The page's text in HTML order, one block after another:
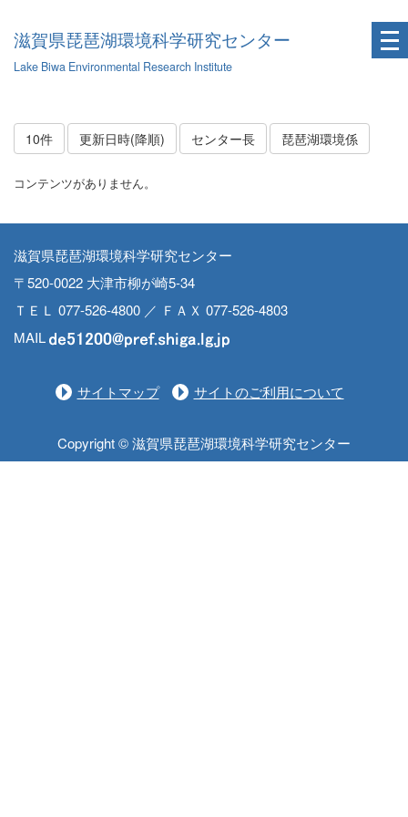
滋賀県琵琶湖環境科学研究センター
Lake Biwa Environmental Research Institute
10件 更新日時(降順) センター長 琵琶湖環境係
コンテンツがありません。
滋賀県琵琶湖環境科学研究センター
〒520-0022 大津市柳が崎5-34
ＴＥＬ 077-526-4800 ／ ＦＡＸ 077-526-4803
MAIL
サイトマップ サイトのご利用について
Copyright © 滋賀県琵琶湖環境科学研究センター